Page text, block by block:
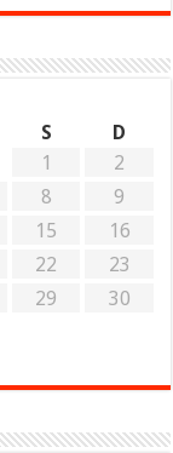
S
D
1
2
8
9
15
16
22
23
29
30